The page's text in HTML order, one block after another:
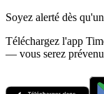
Soyez alerté dès
Téléchargez l'app
— vous serez